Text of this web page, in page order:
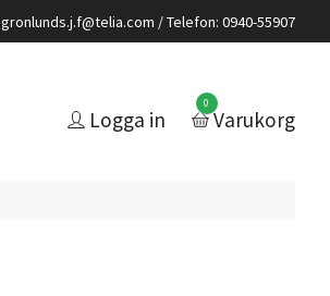
gronlunds.j.f@telia.com / Telefon: 0940-55907
Logga in
0
Varukorg